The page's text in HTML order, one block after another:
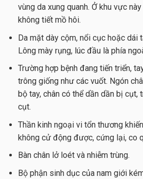
vùng da xung quanh. Ở khu vực
không tiết mồ hôi.
Da mặt dày cộm, nổi cục hoặc dái
Lông mày rụng, lúc đầu là phía
Trường hợp bệnh đang tiến triển,
trông giống như các vuốt. Ngón
bộ tay, chân có thể dần dần bị cụt,
cụt.
Thần kinh ngoại vi tổn thương
không cử động được, cứng lại, co
Bàn chân lở loét và nhiễm trùng.
Bộ phận sinh dục của nam giới